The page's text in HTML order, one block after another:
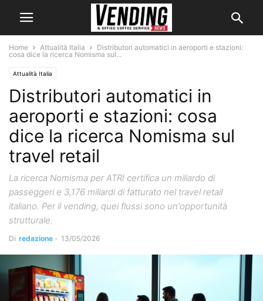
Home Attualità Italia
Distributori automatici in aeroporti e stazioni:
cosa dice la ricerca Nomisma sul...
Attualità Italia
Distributori automatici in
aeroporti e stazioni: cosa
dice la ricerca Nomisma sul
travel retail
La ricerca Nomisma per ATRI certifica un miliardo di
passeggeri e 3,176 miliardi di fatturato nel travel retail
italiano. Per il vending, quei flussi sono un'opportunità
strutturale.
Di redazione - 13/05/2026